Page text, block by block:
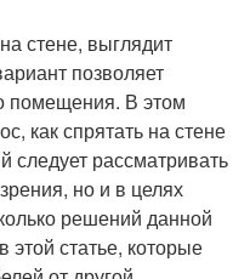
стене, выглядит
позволяет
помещения. В этом
как спрятать на стене
следует рассматривать
но и в целях
решений данной
статье, которые